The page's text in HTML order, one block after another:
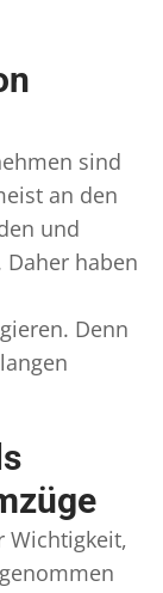
sind
an den
und
haben
Denn
Wichtigkeit,